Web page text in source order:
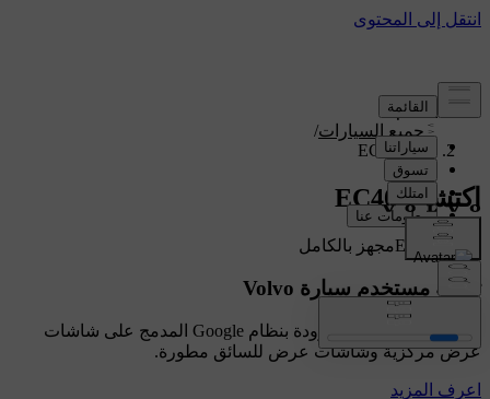
الدعم/
جميع السيارات/
EC40 2027
اكتشف EC40
عرض EC40مجهز بالكامل
تجربة مستخدم سيارة Volvo
ستحصل السيارات المزودة بنظام Google المدمج على شاشات
عرض مركزية وشاشات عرض للسائق مطورة.
اعرف المزيد